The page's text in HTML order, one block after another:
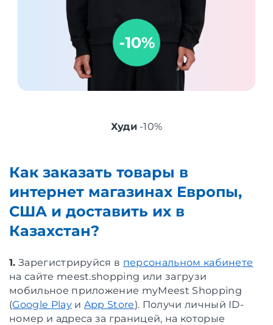
Худи-10%
Как заказать товары в
интернет магазинах Европы,
США и доставить их в
Казахстан?
1. Зарегистрируйся в персональном кабинете
на сайте meest.shopping или загрузи
мобильное приложение myMeest Shopping
(Google Playи App Store). Получи личный ID-
номер и адреса за границей, на которые